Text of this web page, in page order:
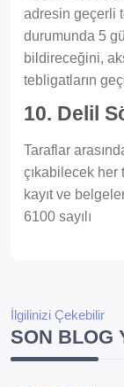
adresin geçerli
durumunda 5
bildireceğini,
tebligatların
10. Delil
Taraflar
çıkabilecek her
kayıt ve
6100 sayılı
İlgilinizi Çekebilir
SON BLOG